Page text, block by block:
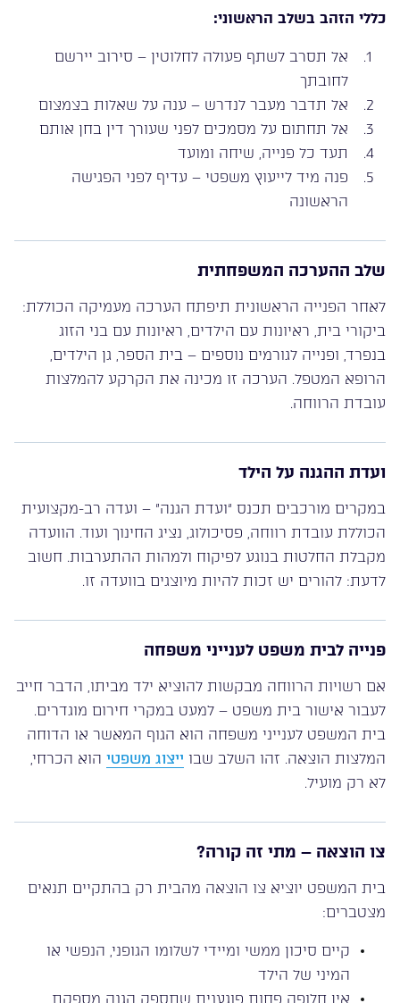
כללי הזהב בשלב הראשוני:
אל תסרב לשתף פעולה לחלוטין – סירוב יירשם
לחובתך
אל תדבר מעבר לנדרש – ענה על שאלות בצמצום
אל תחתום על מסמכים לפני שעורך דין בחן אותם
תעד כל פנייה, שיחה ומועד
פנה מיד לייעוץ משפטי – עדיף לפני הפגישה
הראשונה
שלב ההערכה המשפחתית
לאחר הפנייה הראשונית תיפתח הערכה מעמיקה הכוללת:
ביקורי בית, ראיונות עם הילדים, ראיונות עם בני הזוג
בנפרד, ופנייה לגורמים נוספים – בית הספר, גן הילדים,
הרופא המטפל. הערכה זו מכינה את הקרקע להמלצות
עובדת הרווחה.
ועדת ההגנה על הילד
במקרים מורכבים תכנס “ועדת הגנה” – ועדה רב-מקצועית
הכוללת עובדת רווחה, פסיכולוג, נציג החינוך ועוד. הוועדה
מקבלת החלטות בנוגע לפיקוח ולמהות ההתערבות. חשוב
לדעת: להורים יש זכות להיות מיוצגים בוועדה זו.
פנייה לבית משפט לענייני משפחה
אם רשויות הרווחה מבקשות להוציא ילד מביתו, הדבר חייב
לעבור אישור בית משפט – למעט במקרי חירום מוגדרים.
בית המשפט לענייני משפחה הוא הגוף המאשר או הדוחה
המלצות הוצאה. זהו השלב שבו ייצוג משפטי הוא הכרחי,
לא רק מועיל.
צו הוצאה – מתי זה קורה?
בית המשפט יוציא צו הוצאה מהבית רק בהתקיים תנאים
מצטברים:
קיים סיכון ממשי ומיידי לשלומו הגופני, הנפשי או
המיני של הילד
אין חלופה פחות פוגענית שתספק הגנה מספקת